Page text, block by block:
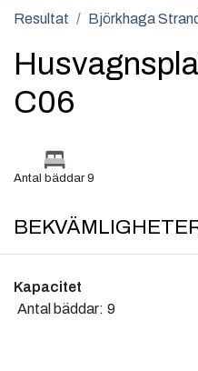
Resultat Björkhaga
C06
Antal bäddar 9
Kapacitet
Antal bäddar: 9